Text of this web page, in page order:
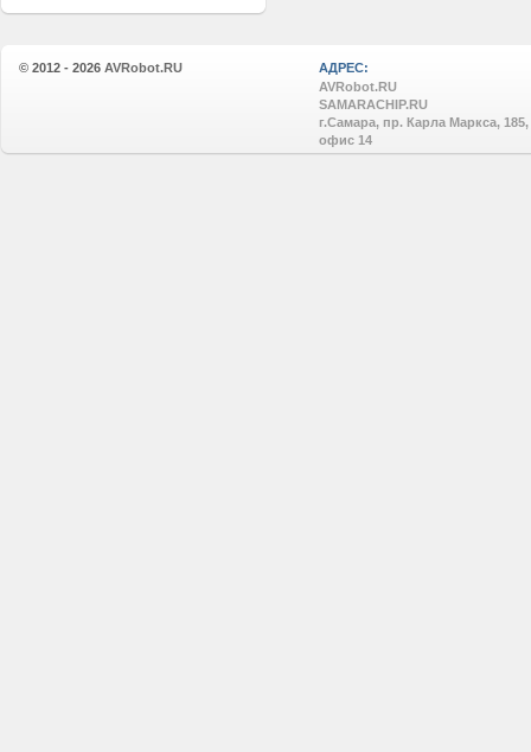
© 2012 - 2026 AVRobot.RU
АДРЕС:
AVRobot.RU
SAMARACHIP.RU
г.Самара, пр. Карла Маркса, 185,
офис 14